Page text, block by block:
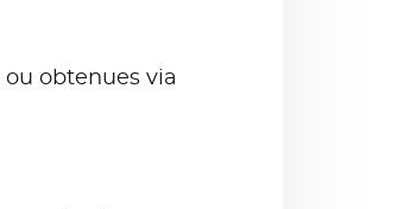
ou obtenues via